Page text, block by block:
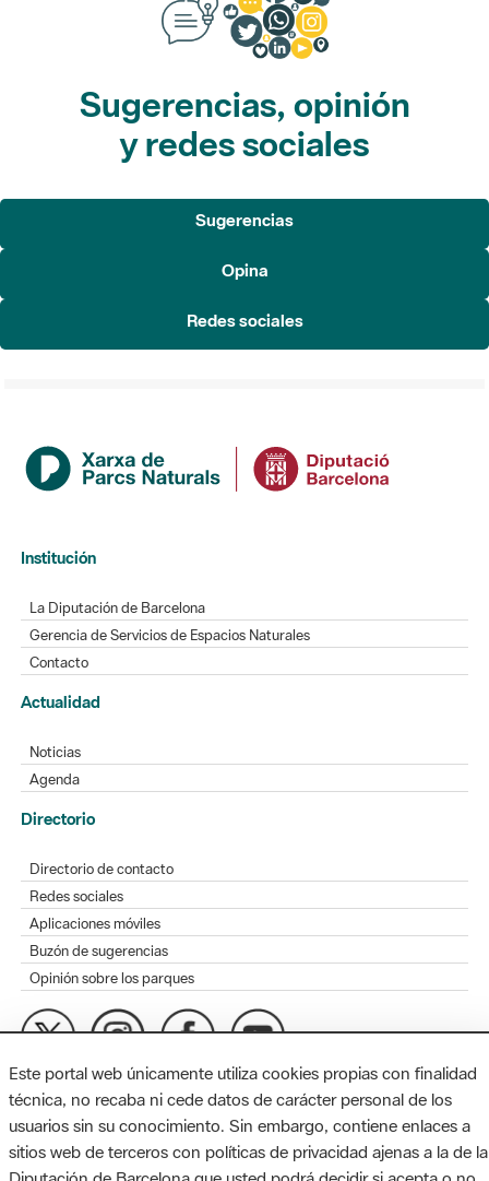
Sugerencias, opinión
y redes sociales
Sugerencias
Opina
Redes sociales
Institución
La Diputación de Barcelona
Gerencia de Servicios de Espacios Naturales
Contacto
Actualidad
Noticias
Agenda
Directorio
Directorio de contacto
Redes sociales
Aplicaciones móviles
Buzón de sugerencias
Opinión sobre los parques
MAPA WEB AVISO LEGAL ACCESIBILIDAD
Diputación de Barcelona. Edifici Llacuna, 1a planta. Badajoz, 49.
08005 Barcelona. Tel. 934 022 428 / xarxaparcs@diba.cat
Este portal web únicamente utiliza cookies propias con finalidad
técnica, no recaba ni cede datos de carácter personal de los
usuarios sin su conocimiento. Sin embargo, contiene enlaces a
sitios web de terceros con políticas de privacidad ajenas a la de la